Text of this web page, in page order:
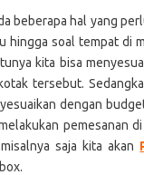
beberapa hal yang
hingga soal tempat di
kita bisa
tersebut.
dengan
pemesanan
saja kita akan